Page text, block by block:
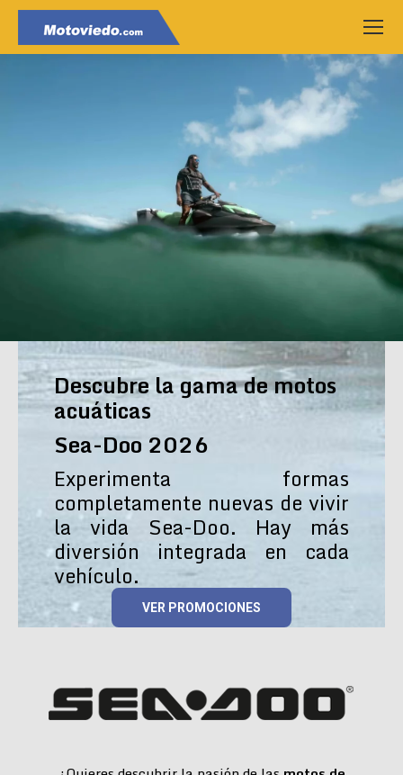
Descubre la gama de motos
acuáticas
Sea-Doo 2026
Experimenta formas
completamente nuevas de vivir
la vida Sea-Doo. Hay más
diversión integrada en cada
vehículo.
VER PROMOCIONES